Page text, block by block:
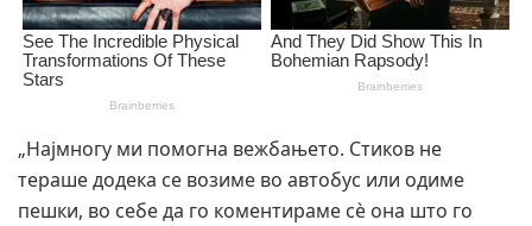
„Најмногу ми помогна вежбањето. Стиков не
тераше додека се возиме во автобус или одиме
пешки, во себе да го коментираме сè она што го